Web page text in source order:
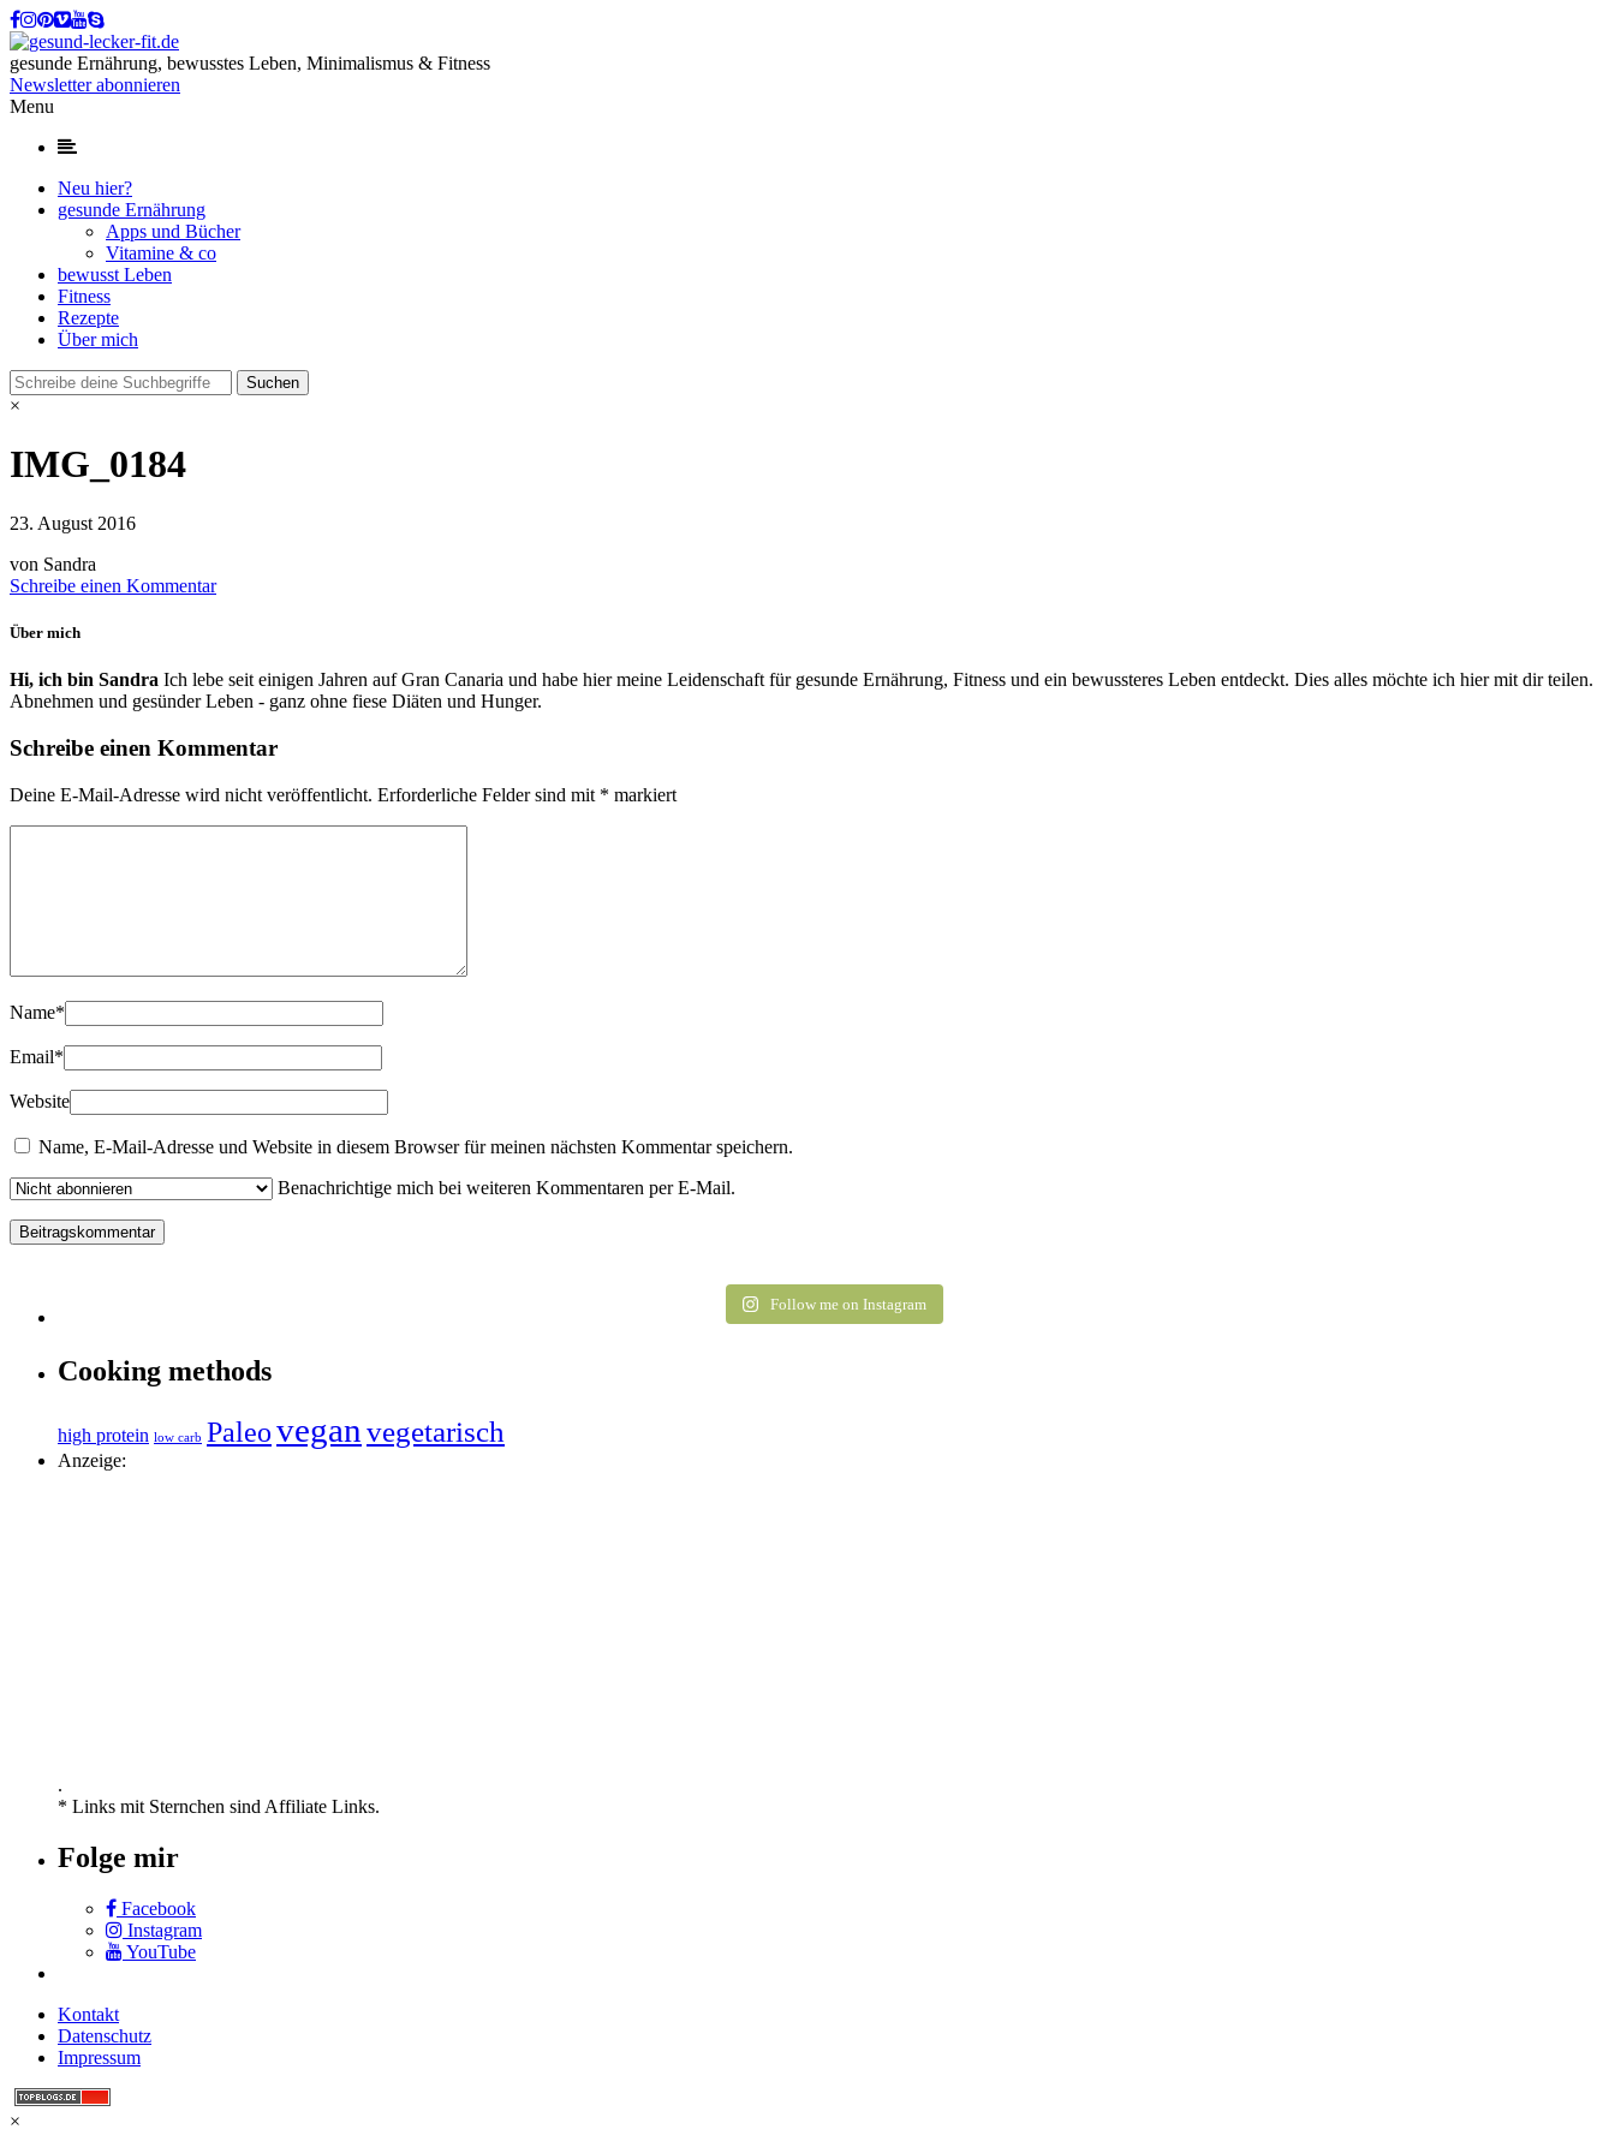
gesunde Ernährung, bewusstes Leben, Minimalismus & Fitness
Newsletter abonnieren
Menu
Neu hier?
gesunde Ernährung
Apps und Bücher
Vitamine & co
bewusst Leben
Fitness
Rezepte
Über mich
×
IMG_0184
23. August 2016
von Sandra
Schreibe einen Kommentar
Über mich
Hi, ich bin Sandra Ich lebe seit einigen Jahren auf Gran Canaria und habe hier meine Leidenschaft für gesunde Ernährung, Fitness und ein bewussteres Leben entdeckt. Dies alles möchte ich hier mit dir teilen.
Abnehmen und gesünder Leben - ganz ohne fiese Diäten und Hunger.
Schreibe einen Kommentar
Deine E-Mail-Adresse wird nicht veröffentlicht. Erforderliche Felder sind mit * markiert
Name*
Email*
Website
Name, E-Mail-Adresse und Website in diesem Browser für meinen nächsten Kommentar speichern.
Benachrichtige mich bei weiteren Kommentaren per E-Mail.
Follow me on Instagram
Cooking methods
high protein low carb Paleoveganvegetarisch
Anzeige:
.
* Links mit Sternchen sind Affiliate Links.
Folge mir
Facebook
Instagram
YouTube
Kontakt
Datenschutz
Impressum
×